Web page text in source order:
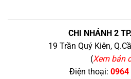
CHI NHÁNH 2
19 Trần Quý Kiên,
(Xem bản
Điện thoại: 0964